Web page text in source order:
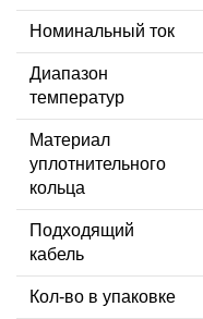
Номинальный ток
Диапазон
температур
Материал
уплотнительного
кольца
Подходящий
кабель
Кол-во в упаковке